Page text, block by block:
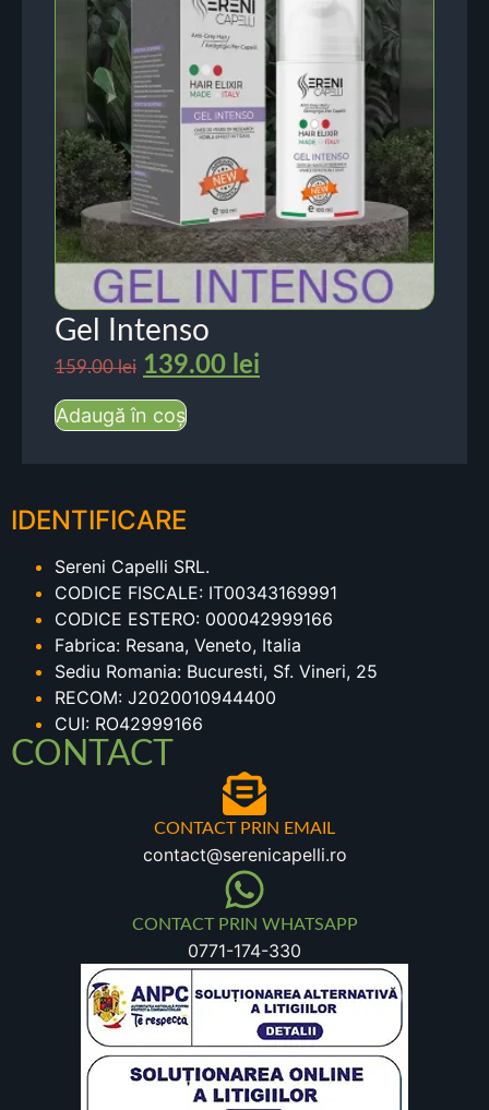
Gel Intenso
159.00lei 139.00 lei
Adaugă în coș
IDENTIFICARE
Sereni Capelli SRL.
CODICE FISCALE: IT00343169991
CODICE ESTERO: 000042999166
Fabrica: Resana, Veneto, Italia
Sediu Romania: Bucuresti, Sf. Vineri, 25
RECOM: J2020010944400
CUI: RO42999166
CONTACT
CONTACT PRIN EMAIL
contact@serenicapelli.ro
CONTACT PRIN WHATSAPP
0771-174-330